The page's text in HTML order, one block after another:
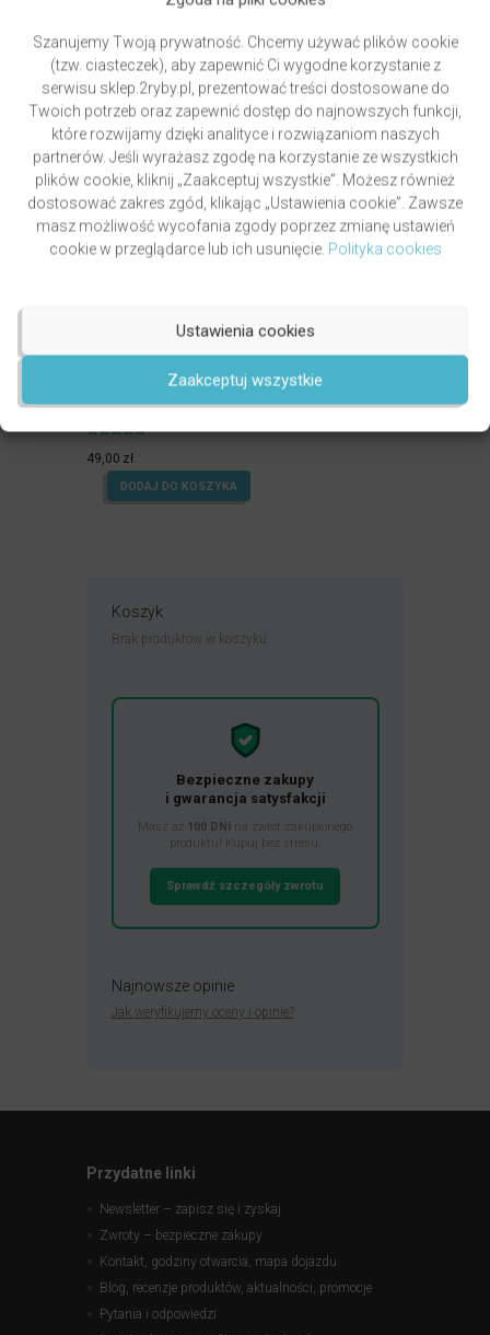
Szanujemy Twoją prywatność. Chcemy używać plików cookie
(tzw. ciasteczek), aby zapewnić Ci wygodne korzystanie z
serwisu sklep.2ryby.pl, prezentować treści dostosowane do
Twoich potrzeb oraz zapewnić dostęp do najnowszych funkcji,
które rozwijamy dzięki analityce i rozwiązaniom naszych
partnerów. Jeśli wyrażasz zgodę na korzystanie ze wszystkich
plików cookie, kliknij „Zaakceptuj wszystkie”. Możesz również
dostosować zakres zgód, klikając „Ustawienia cookie”. Zawsze
masz możliwość wycofania zgody poprzez zmianę ustawień
cookie w przeglądarce lub ich usunięcie. Polityka cookies
Zaakceptuj wszystkie
Ustawienia cookies
PAWLUKIEWICZ | BECZ I DZWOŃ DZWONECZKIEM
autorks. Piotr Pawlukiewicz
4.99
na 5.
49,00 zł
DODAJ DO KOSZYKA
Koszyk
Brak produktów w koszyku.
Bezpieczne zakupy
i gwarancja satysfakcji
Masz aż 100 DNI na zwrot zakupionego
produktu! Kupuj bez stresu.
Sprawdź szczegóły zwrotu
Najnowsze opinie
Jak weryfikujemy oceny i opinie?
Przydatne linki
Newsletter – zapisz się i zyskaj
Zwroty – bezpieczne zakupy
Kontakt, godziny otwarcia, mapa dojazdu
Blog, recenzje produktów, aktualności, promocje
Pytania i odpowiedzi